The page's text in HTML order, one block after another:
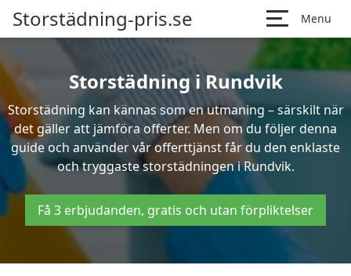
Storstädning-pris.se Menu
Storstädning i Rundvik
Storstädning kan kännas som en utmaning – särskilt när
det gäller att jämföra offerter. Men om du följer denna
guide och använder vår offerttjänst får du den enklaste
och tryggaste storstädningen i Rundvik.
Få 3 erbjudanden, gratis och utan förpliktelser